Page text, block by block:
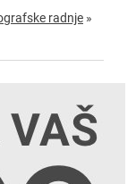
radnje »